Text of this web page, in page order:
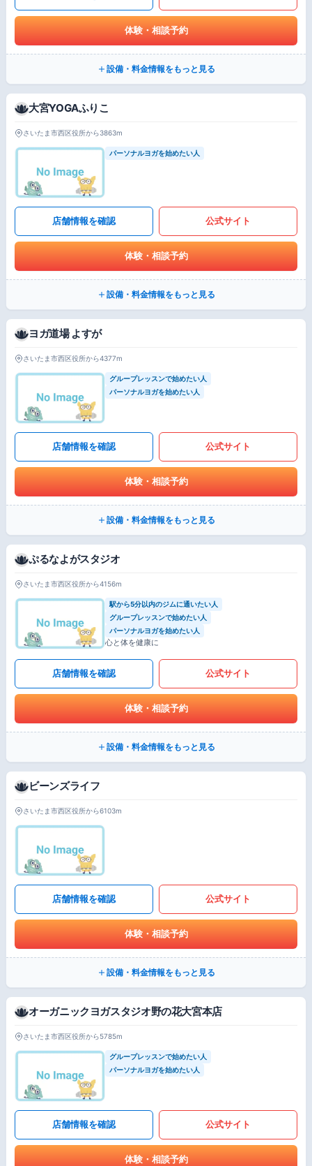
体験・相談予約
設備・料金情報をもっと見る
大宮YOGAふりこ
さいたま市西区役所から3863m
パーソナルヨガを始めたい人
店舗情報を確認 公式サイト
体験・相談予約
設備・料金情報をもっと見る
ヨガ道場 よすが
さいたま市西区役所から4377m
グループレッスンで始めたい人
パーソナルヨガを始めたい人
店舗情報を確認 公式サイト
体験・相談予約
設備・料金情報をもっと見る
ぷるなよがスタジオ
さいたま市西区役所から4156m
駅から5分以内のジムに通いたい人
グループレッスンで始めたい人
パーソナルヨガを始めたい人
心と体を健康に
店舗情報を確認 公式サイト
体験・相談予約
設備・料金情報をもっと見る
ビーンズライフ
さいたま市西区役所から6103m
店舗情報を確認 公式サイト
体験・相談予約
設備・料金情報をもっと見る
オーガニックヨガスタジオ野の花大宮本店
さいたま市西区役所から5785m
グループレッスンで始めたい人
パーソナルヨガを始めたい人
店舗情報を確認 公式サイト
体験・相談予約